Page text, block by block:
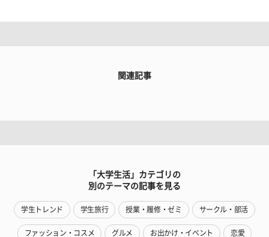
関連記事
「大学生活」カテゴリの
別のテーマの記事を見る
学生トレンド 学生旅行 授業・履修・ゼミ サークル・部活
ファッション・コスメ グルメ お出かけ・イベント 恋愛